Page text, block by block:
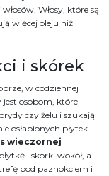
Włosy, które są
więcej oleju niż
i skórek
w codziennej
jest osobom, które
czy żelu i szukają
osłabionych płytek.
wieczornej
i skórki wokół, a
pod paznokciem i